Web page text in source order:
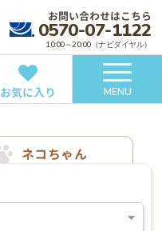
お問い合わせはこちら
0570-07-1122
10:00～20:00（ナビダイヤル）
お気に入り MENU
ネコちゃん